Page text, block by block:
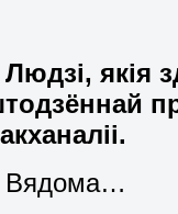
Людзі, якія
Вядома…